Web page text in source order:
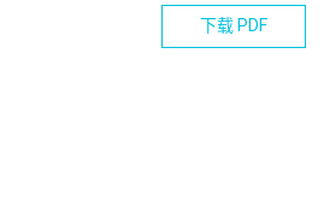
下载 PDF